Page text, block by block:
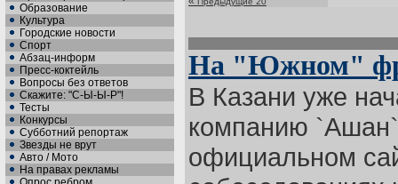
Образование
Культура
Городские новости
Спорт
Абзац-информ
Пресс-коктейль
Вопросы без ответов
Скажите: "С-Ы-Ы-Р"!
Тесты
Конкурсы
Субботний репортаж
Звезды не врут
Авто / Мото
На правах рекламы
На "Южном"
В Казани уже
компанию
официальном